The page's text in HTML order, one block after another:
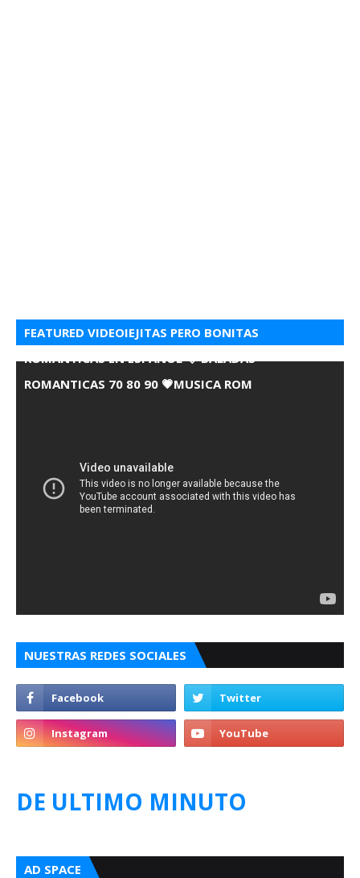
FEATURED VIDEOIEJITAS PERO BONITAS
ROMANTICAS EN ESPANOL 💘 BALADAS
ROMANTICAS 70 80 90 💗MUSICA ROM
NUESTRAS REDES SOCIALES
DE ULTIMO MINUTO
AD SPACE